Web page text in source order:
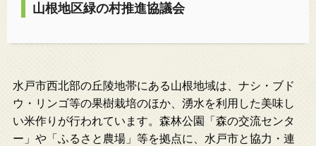
山根地区緑の村推進協議会
水戸市西北部の丘陵地帯にある山根地域は、ナシ・ブド
ウ・リンゴ等の果樹栽培のほか、湧水を利用した美味し
い米作りが行われています。森林公園「森の交流センタ
ー」や「ふるさと農場」等を拠点に、水戸市と協力・連